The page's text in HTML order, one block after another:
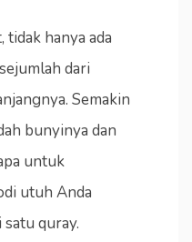
hanya ada
dari
Semakin
bunyinya dan
untuk
utuh Anda
quray.